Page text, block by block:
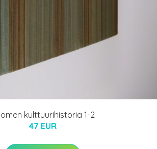
kulttuurihistoria 1-2
47 EUR